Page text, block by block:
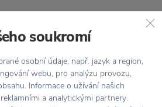
ihneď
100 €
dní
výber
soukromí
osobní údaje, např. jazyk a region,
webu, pro analýzu provozu,
Informace o užívání našich
a analytickými partnery.